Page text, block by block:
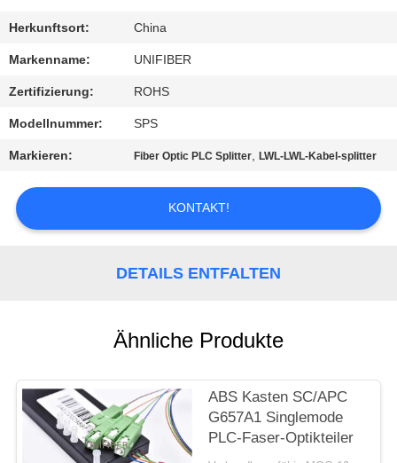
SIE
MIT
UNS
IN
VERBINDUNG
NACHRICHTEN
FORDERN
SITEMAP
Herkunftsort: China
Markenname: UNIFIBER
Zertifizierung: ROHS
Modellnummer: SPS
Markieren: Fiber Optic PLC Splitter,LWL-LWL-Kabel-splitter
KONTAKT!
DETAILS ENTFALTEN
Ähnliche Produkte
ABS Kasten SC/APC
G657A1 Singlemode
PLC-Faser-Optikteiler